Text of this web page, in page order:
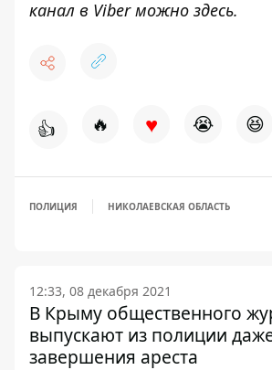
канал в Viber можно здесь.
👍 🔥 ♥ 😭 😆
ПОЛИЦИЯ НИКОЛАЕВСКАЯ ОБЛАСТЬ
12:33, 08 декабря 2021
В Крыму общественного
выпускают из полиции
завершения ареста